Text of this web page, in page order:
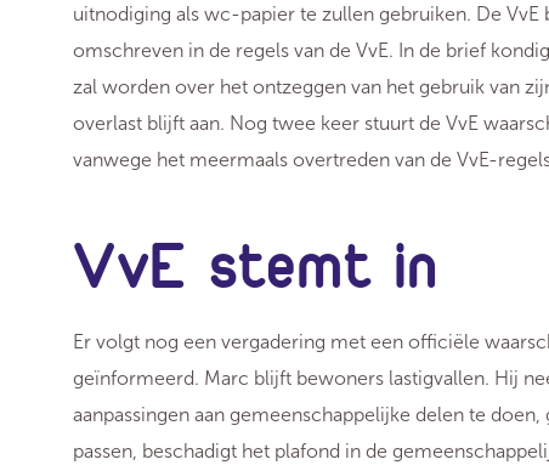
uitnodiging als wc-papier te zullen gebruiken. De
omschreven in de regels van de VvE. In de brief
zal worden over het ontzeggen van het gebruik van
overlast blijft aan. Nog twee keer stuurt de VvE
vanwege het meermaals overtreden van de VvE-
VvE stemt in
Er volgt nog een vergadering met een officiële
geïnformeerd. Marc blijft bewoners lastigvallen. Hij
aanpassingen aan gemeenschappelijke delen te
passen, beschadigt het plafond in de